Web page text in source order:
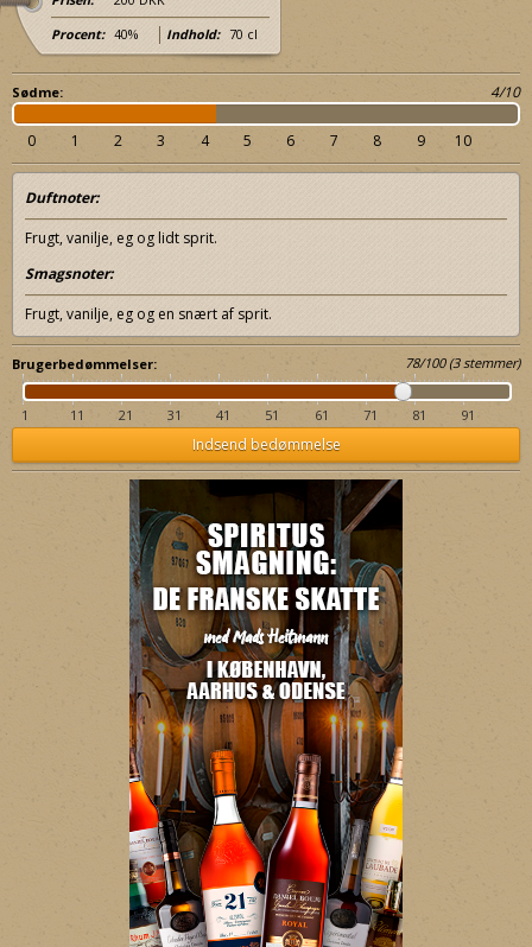
Procent: 40% Indhold: 70 cl
Sødme: 4/10
0 1 2 3 4 5 6 7 8 9 10
Duftnoter:
Frugt, vanilje, eg og lidt sprit.
Smagsnoter:
Frugt, vanilje, eg og en snært af sprit.
Brugerbedømmelser: 78/100(3stemmer)
1 11 21 31 41 51 61 71 81 91
Indsend bedømmelse